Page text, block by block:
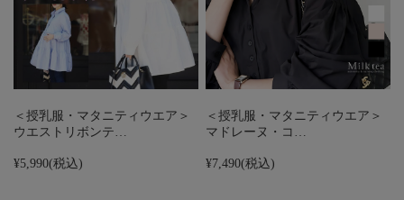
＜授乳服・マタニティウエア＞
ウエストリボンテ…
¥5,990(税込)
＜授乳服・マタニティウエア＞
マドレーヌ・コ…
¥7,490(税込)